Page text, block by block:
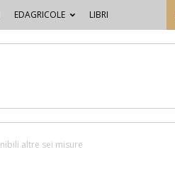
EDAGRICOLE LIBRI
altre sei misure